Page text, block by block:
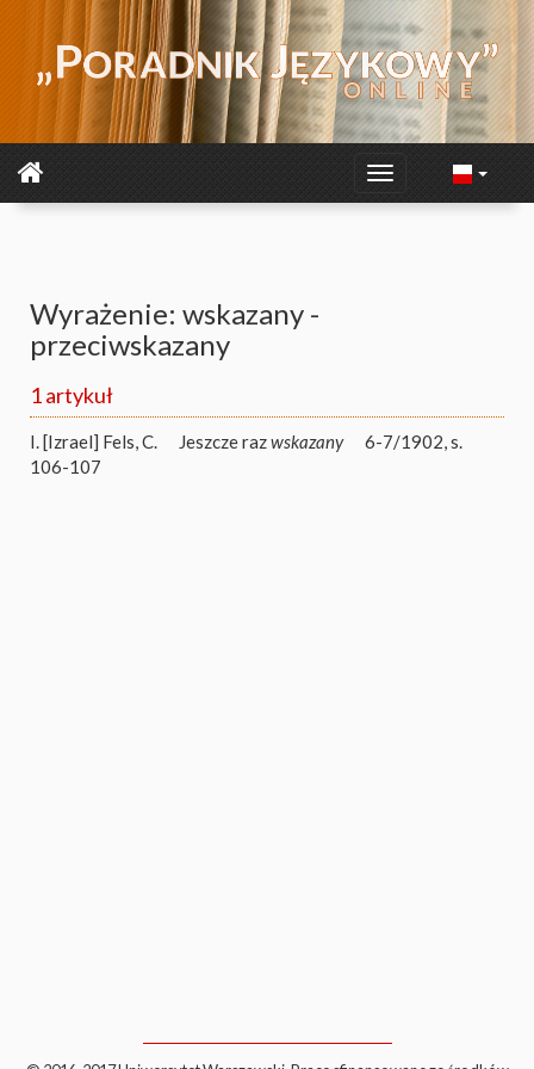
Wyrażenie: wskazany -
przeciwskazany
1 artykuł
I. [Izrael] Fels,C. Jeszcze razwskazany
6-7/1902, s.
106-107